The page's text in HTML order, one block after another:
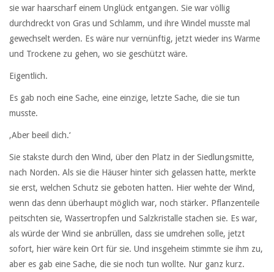
sie war haarscharf einem Unglück entgangen. Sie war völlig
durchdreckt von Gras und Schlamm, und ihre Windel musste mal
gewechselt werden. Es wäre nur vernünftig, jetzt wieder ins Warme
und Trockene zu gehen, wo sie geschützt wäre.
Eigentlich.
Es gab noch eine Sache, eine einzige, letzte Sache, die sie tun
musste.
‚Aber beeil dich.‘
Sie stakste durch den Wind, über den Platz in der Siedlungsmitte,
nach Norden. Als sie die Häuser hinter sich gelassen hatte, merkte
sie erst, welchen Schutz sie geboten hatten. Hier wehte der Wind,
wenn das denn überhaupt möglich war, noch stärker. Pflanzenteile
peitschten sie, Wassertropfen und Salzkristalle stachen sie. Es war,
als würde der Wind sie anbrüllen, dass sie umdrehen solle, jetzt
sofort, hier wäre kein Ort für sie. Und insgeheim stimmte sie ihm zu,
aber es gab eine Sache, die sie noch tun wollte. Nur ganz kurz.